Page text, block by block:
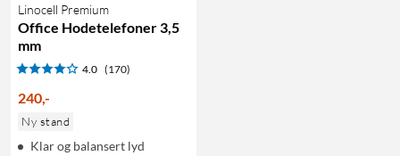
Linocell Premium
Office Hodetelefoner 3,5
mm
4.0 (170)
240,-
Ny stand
Klar og balansert lyd